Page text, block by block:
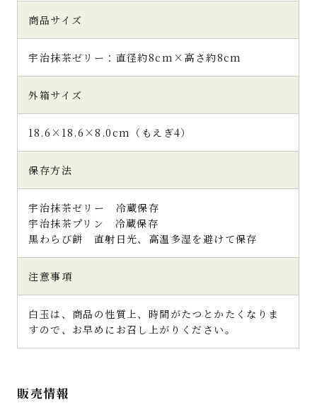
と呼ぶのでしょうか？
個人的にこちらもとっても好みで気に入りま
した。
した
メインの宇治抹茶ゼリーのみならず、細部に渡
り美味しさが詰まった宇治抹茶ゼリーでし
た。
贈答用としてだけでなく、贅沢したい時にお
取り寄せしたいですね
かったです！
上品な甘さの大人時間の和スイ
ーツ♪
(4)
商品サイズ
宇治抹茶ゼリー：直径約8cm×高さ約8cm
外箱サイズ
18.6×18.6×8.0cm（もえぎ4）
保存方法
宇治抹茶ゼリー 冷蔵保存
宇治抹茶プリン 冷蔵保存
黒わらび餅 直射日光、高温多湿を避けて保存
注意事項
白玉は、商品の性質上、時間がたつとかたくなりま
すので、お早めにお召し上がりください。
販売情報